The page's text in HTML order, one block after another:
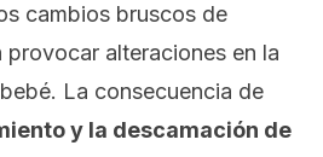
cambios bruscos de
alteraciones en la
La consecuencia de
y la descamación de